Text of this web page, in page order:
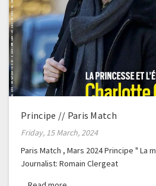
Principe // Paris Match
Friday, 15 March, 2024
Paris Match , Mars 2024 Principe " La
Journalist: Romain Clergeat